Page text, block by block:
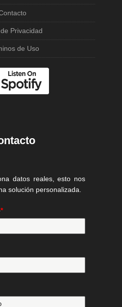
Privacidad
de Uso
datos reales, esto nos
solución personalizada.
*